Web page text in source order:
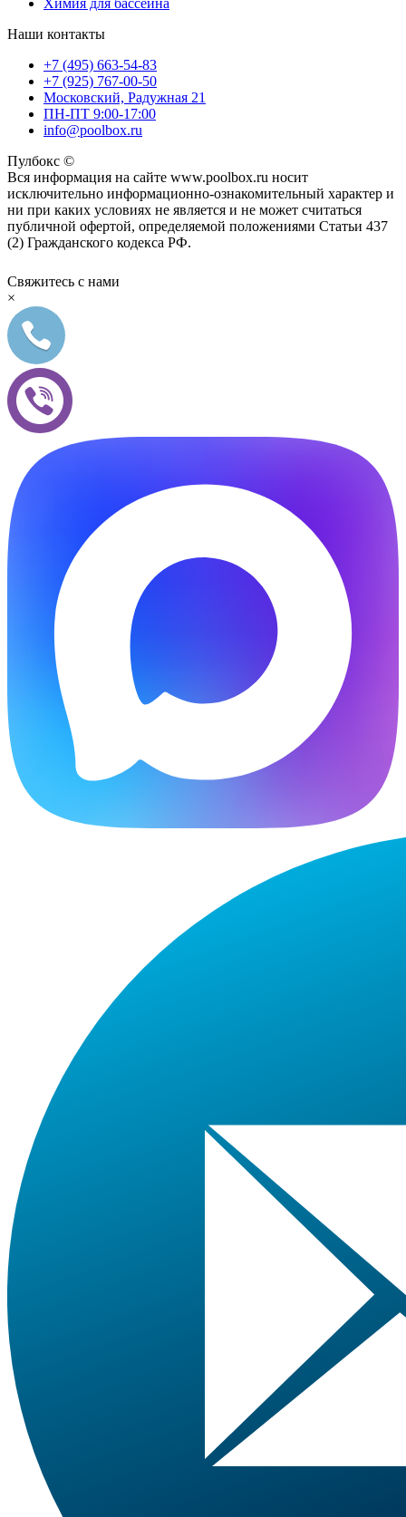
Химия для бассейна
Наши контакты
+7 (495) 663-54-83
+7 (925) 767-00-50
Московский, Радужная 21
ПН-ПТ 9:00-17:00
info@poolbox.ru
Пулбокс ©
Вся информация на сайте www.poolbox.ru носит
исключительно информационно-ознакомительный характер и
ни при каких условиях не является и не может считаться
публичной офертой, определяемой положениями Статьи 437
(2) Гражданского кодекса РФ.
Свяжитесь с нами
×